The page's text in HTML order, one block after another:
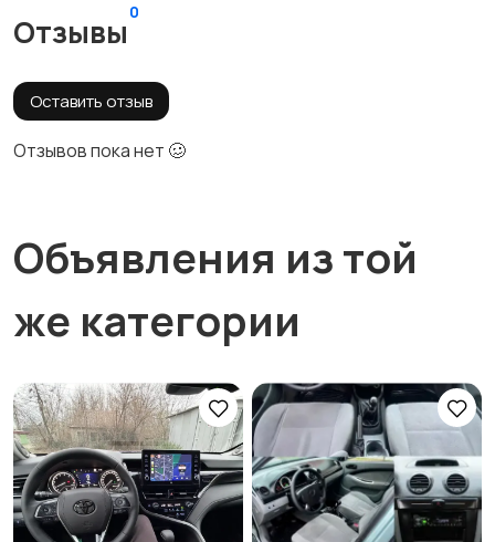
Отзывы
0
Оставить отзыв
Отзывов пока нет 🥴
Объявления из той
же категории